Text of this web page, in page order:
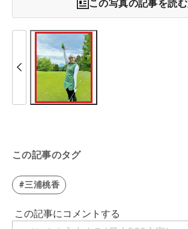
この写真の記事を読む
この記事のタグ
#三浦桃香